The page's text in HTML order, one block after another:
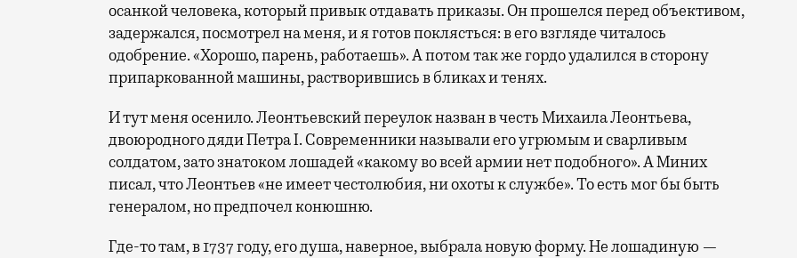
осанкой человека, который привык отдавать приказы. Он прошелся перед объективом,
задержался, посмотрел на меня, и я готов поклясться: в его взгляде читалось
одобрение. «Хорошо, парень, работаешь». А потом так же гордо удалился в сторону
припаркованной машины, растворившись в бликах и тенях.
И тут меня осенило. Леонтьевский переулок назван в честь Михаила Леонтьева,
двоюродного дяди Петра I. Современники называли его угрюмым и сварливым
солдатом, зато знатоком лошадей «какому во всей армии нет подобного». А Миних
писал, что Леонтьев «не имеет честолюбия, ни охоты к службе». То есть мог бы быть
генералом, но предпочел конюшню.
Где-то там, в 1737 году, его душа, наверное, выбрала новую форму. Не лошадиную —